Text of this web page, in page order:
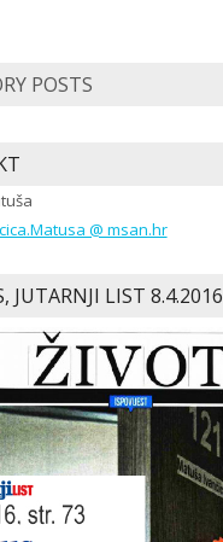
POSTS
@ msan.hr
JUTARNJI LIST 8.4.2016